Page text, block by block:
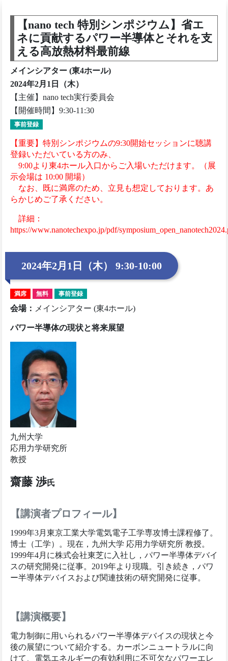
【nano tech 特別シンポジウム】省エ
ネに貢献するパワー半導体とそれを支
える高放熱材料最前線
メインシアター (東4ホール)
2024年2月1日（木）
【主催】nano tech実行委員会
【開催時間】9:30-11:30
事前登録
【重要】特別シンポジウムの9:30開始セッションに聴講
登録いただいている方のみ、
9:00より東4ホール入口からご入場いただけます。（展
示会場は 10:00 開場）
なお、既に満席のため、立見も想定しております。あ
らかじめご了承ください。
詳細：
https://www.nanotechexpo.jp/pdf/
2024年2月1日（木） 9:30-10:00
満席 無料 事前登録
会場： メインシアター (東4ホール)
パワー半導体の現状と将来展望
九州大学
応用力学研究所
教授
齋藤 渉氏
【講演者プロフィール】
1999年3月東京工業大学電気電子工学専攻博士課程修了。
博士（工学）。現在，九州大学 応用力学研究所 教授。
1999年4月に株式会社東芝に入社し，パワー半導体デバイ
スの研究開発に従事。2019年より現職。引き続き，パワ
ー半導体デバイスおよび関連技術の研究開発に従事。
【講演概要】
電力制御に用いられるパワー半導体デバイスの現状と今
後の展望について紹介する。カーボンニュートラルに向
けて、電気エネルギーの有効利用に不可欠なパワーエレ